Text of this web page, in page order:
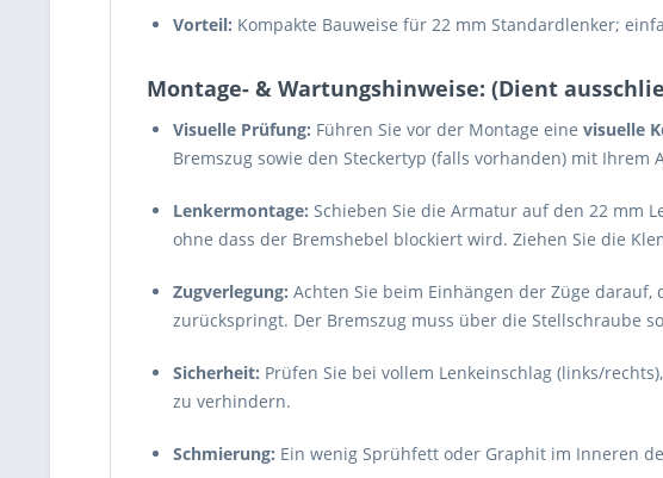
Vorteil: Kompakte Bauweise für 22 mm Standardlenker;
Montage- & Wartungshinweise: (Dient
Visuelle Prüfung: Führen Sie vor der Montage eine visuelle
Bremszug sowie den Steckertyp (falls vorhanden) mit Ihrem
Lenkermontage: Schieben Sie die Armatur auf den 22 mm
ohne dass der Bremshebel blockiert wird. Ziehen Sie die
Zugverlegung: Achten Sie beim Einhängen der Züge darauf,
zurückspringt. Der Bremszug muss über die Stellschraube
Sicherheit: Prüfen Sie bei vollem Lenkeinschlag (links/
zu verhindern.
Schmierung: Ein wenig Sprühfett oder Graphit im Inneren